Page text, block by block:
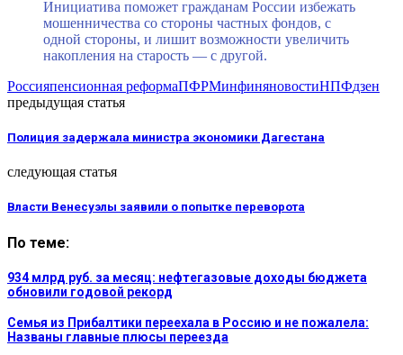
Инициатива поможет гражданам России избежать
мошенничества со стороны частных фондов, с
одной стороны, и лишит возможности увеличить
накопления на старость — с другой.
Россияпенсионная реформаПФРМинфиняновостиНПФдзен
предыдущая статья
Полиция задержала министра экономики Дагестана
следующая статья
Власти Венесуэлы заявили о попытке переворота
По теме:
934 млрд руб. за месяц: нефтегазовые доходы бюджета
обновили годовой рекорд
Семья из Прибалтики переехала в Россию и не пожалела:
Названы главные плюсы переезда